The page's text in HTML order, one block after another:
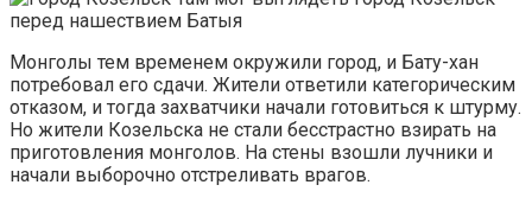
перед нашествием Батыя
Монголы тем временем окружили город, и Бату-хан
потребовал его сдачи. Жители ответили категорическим
отказом, и тогда захватчики начали готовиться к штурму.
Но жители Козельска не стали бесстрастно взирать на
приготовления монголов. На стены взошли лучники и
начали выборочно отстреливать врагов.